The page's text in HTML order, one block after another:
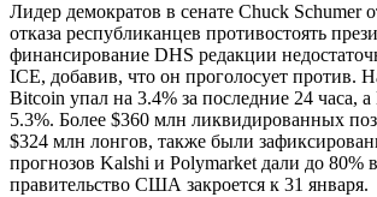
Лидер демократов в сенате Chuck Schumer
отказа республиканцев противостоять
финансирование DHS редакции
ICE, добавив, что он проголосует против.
Bitcoin упал на 3.4% за последние 24 часа, а
5.3%. Более $360 млн ликвидированных
$324 млн лонгов, также были
прогнозов Kalshi и Polymarket дали до 80%
правительство США закроется к 31 января.